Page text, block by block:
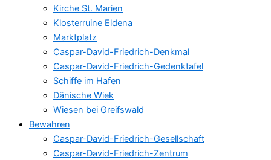
Kirche St. Marien
Klosterruine Eldena
Marktplatz
Caspar-David-Friedrich-Denkmal
Caspar-David-Friedrich-Gedenktafel
Schiffe im Hafen
Dänische Wiek
Wiesen bei Greifswald
Bewahren
Caspar-David-Friedrich-Gesellschaft
Caspar-David-Friedrich-Zentrum